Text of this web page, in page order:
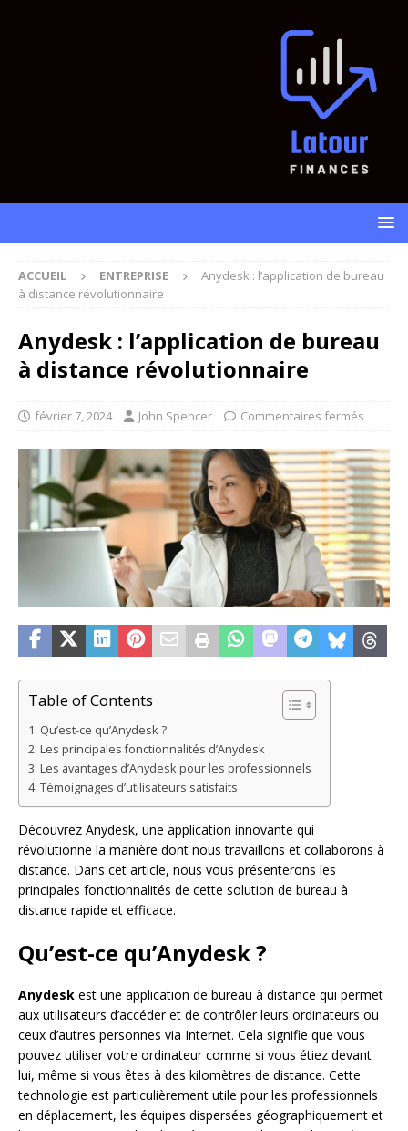
ACCUEIL ENTREPRISE
Anydesk : l’application de bureau
à distance révolutionnaire
Anydesk : l’application de bureau
à distance révolutionnaire
février 7, 2024 John Spencer Commentaires fermés
Table of Contents
Qu’est-ce qu’Anydesk ?
Les principales fonctionnalités d’Anydesk
Les avantages d’Anydesk pour les professionnels
Témoignages d’utilisateurs satisfaits
Découvrez Anydesk, une application innovante qui
révolutionne la manière dont nous travaillons et collaborons à
distance. Dans cet article, nous vous présenterons les
principales fonctionnalités de cette solution de bureau à
distance rapide et efficace.
Qu’est-ce qu’Anydesk ?
Anydesk est une application de bureau à distance qui permet
aux utilisateurs d’accéder et de contrôler leurs ordinateurs ou
ceux d’autres personnes via Internet. Cela signifie que vous
pouvez utiliser votre ordinateur comme si vous étiez devant
lui, même si vous êtes à des kilomètres de distance. Cette
technologie est particulièrement utile pour les professionnels
en déplacement, les équipes dispersées géographiquement et